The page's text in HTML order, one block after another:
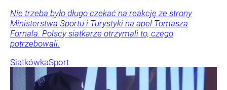
Nie trzeba było długo czekać na reakcję ze strony
Ministerstwa Sportu i Turystyki na apel Tomasza
Fornala. Polscy siatkarze otrzymali to, czego
potrzebowali.
SiatkówkaSport